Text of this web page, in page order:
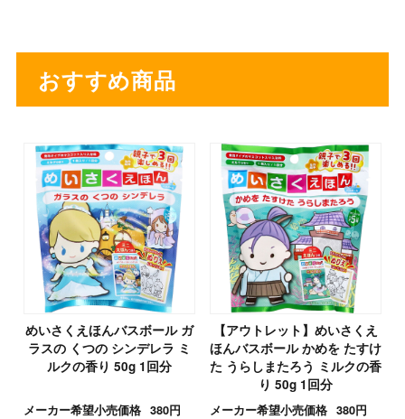
おすすめ商品
めいさくえほんバスボール ガ
ラスの くつの シンデレラ ミ
ルクの香り 50g 1回分
メーカー希望小売価格 380円
【アウトレット】めいさくえ
ほんバスボール かめを たすけ
た うらしまたろう ミルクの香
り 50g 1回分
メーカー希望小売価格 380円